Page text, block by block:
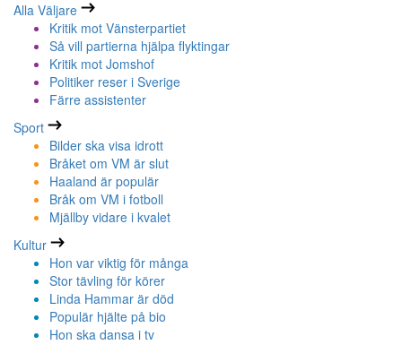
Alla Väljare
Kritik mot Vänsterpartiet
Så vill partierna hjälpa flyktingar
Kritik mot Jomshof
Politiker reser i Sverige
Färre assistenter
Sport
Bilder ska visa idrott
Bråket om VM är slut
Haaland är populär
Bråk om VM i fotboll
Mjällby vidare i kvalet
Kultur
Hon var viktig för många
Stor tävling för körer
Linda Hammar är död
Populär hjälte på bio
Hon ska dansa i tv